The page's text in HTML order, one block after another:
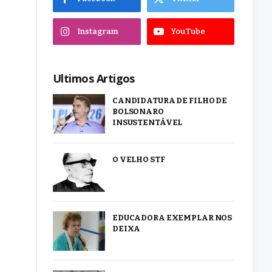
Instagram YouTube
Ultimos Artigos
CANDIDATURA DE FILHO DE
BOLSONARO
INSUSTENTÁVEL
O VELHO STF
EDUCADORA EXEMPLAR NOS
DEIXA